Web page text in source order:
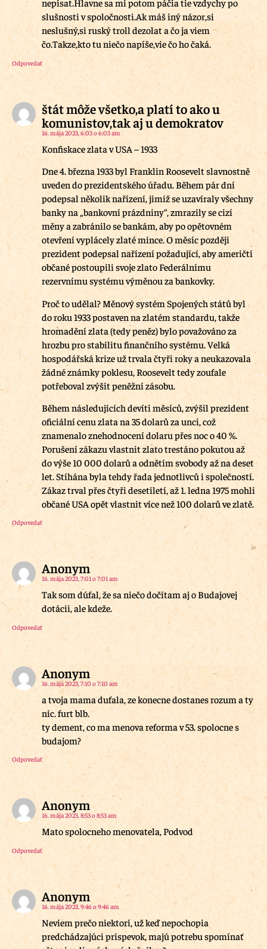
nepisat.Hlavne sa mi potom páčia tie vzdychy po
slušnosti v spoločnosti.Ak máš iný názor,si
neslušný,si ruský troll dezolat a čo ja viem
čo.Takze,kto tu niečo napíše,vie čo ho čaká.
Odpovedať
štát môže všetko,a platí to ako u
komunistov,tak aj u demokratov
16. mája 2023, 6:03 o 6:03 am
Konfiskace zlata v USA – 1933
Dne 4. března 1933 byl Franklin Roosevelt slavnostně
uveden do prezidentského úřadu. Během pár dní
podepsal několik nařízení, jimiž se uzavíraly všechny
banky na „bankovní prázdniny“, zmrazily se cizí
měny a zabránilo se bankám, aby po opětovném
otevření vyplácely zlaté mince. O měsíc později
prezident podepsal nařízení požadující, aby američtí
občané postoupili svoje zlato Federálnímu
rezervnímu systému výměnou za bankovky.
Proč to udělal? Měnový systém Spojených států byl
do roku 1933 postaven na zlatém standardu, takže
hromadění zlata (tedy peněz) bylo považováno za
hrozbu pro stabilitu finančního systému. Velká
hospodářská krize už trvala čtyři roky a neukazovala
žádné známky poklesu, Roosevelt tedy zoufale
potřeboval zvýšit peněžní zásobu.
Během následujících devíti měsíců, zvýšil prezident
oficiální cenu zlata na 35 dolarů za unci, což
znamenalo znehodnocení dolaru přes noc o 40 %.
Porušení zákazu vlastnit zlato trestáno pokutou až
do výše 10 000 dolarů a odnětím svobody až na deset
let. Stíhána byla tehdy řada jednotlivců i společností.
Zákaz trval přes čtyři desetiletí, až 1. ledna 1975 mohli
občané USA opět vlastnit více než 100 dolarů ve zlatě.
Odpovedať
Anonym
16. mája 2023, 7:01 o 7:01 am
Tak som dúfal, že sa niečo dočítam aj o Budajovej
dotácii, ale kdeže.
Odpovedať
Anonym
16. mája 2023, 7:10 o 7:10 am
a tvoja mama dufala, ze konecne dostanes rozum a ty
nic. furt blb.
ty dement, co ma menova reforma v 53. spolocne s
budajom?
Odpovedať
Anonym
16. mája 2023, 8:53 o 8:53 am
Mato spolocneho menovatela, Podvod
Odpovedať
Anonym
16. mája 2023, 9:46 o 9:46 am
Neviem prečo niektorí, už keď nepochopia
predchádzajúci príspevok, majú potrebu spomínať